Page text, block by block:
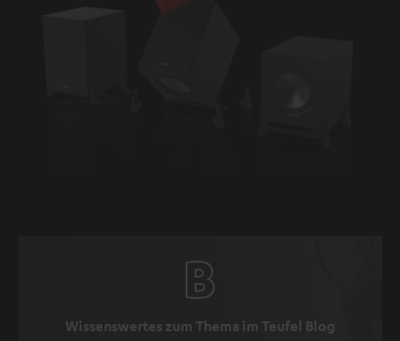
Wissenswertes zum Thema im Teufel Blog